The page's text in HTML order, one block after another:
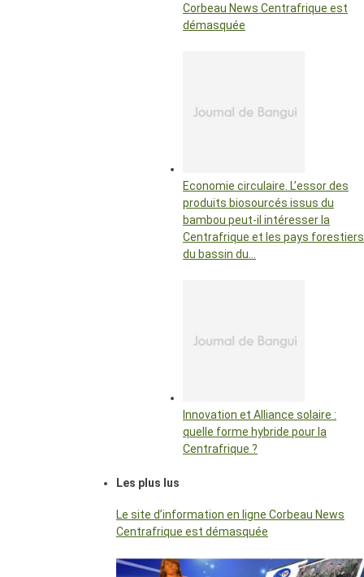
Corbeau News Centrafrique est
démasquée
Economie circulaire. L’essor des
produits biosourcés issus du
bambou peut-il intéresser la
Centrafrique et les pays forestiers
du bassin du…
Innovation et Alliance solaire :
quelle forme hybride pour la
Centrafrique ?
Les plus lus
Le site d’information en ligne Corbeau News
Centrafrique est démasquée